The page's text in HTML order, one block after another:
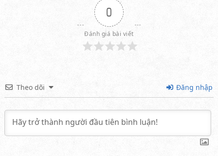
0
Đánh giá bài viết
Theo dõi Đăng nhập